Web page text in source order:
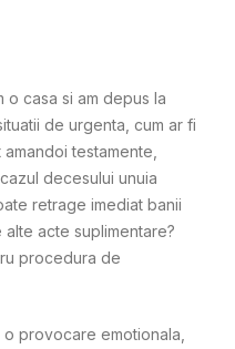
o casa si am depus la
de urgenta, cum ar fi
testamente,
decesului unuia
retrage imediat banii
acte suplimentare?
procedura de
provocare emotionala,